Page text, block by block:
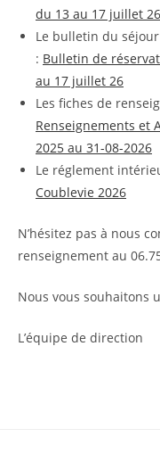
du 13 au 17 juillet 26
Le bulletin du
: Bulletin de
au 17 juillet 26
Les fiches de
Renseignements et
2025 au 31-08-2026
Le réglement
Coublevie 2026
N’hésitez pas à nous
renseignement au
Nous vous souhaitons
L’équipe de direction